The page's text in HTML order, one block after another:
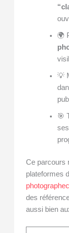
🌍
💡
🎯
Ce parcours
plateformes
des
aussi bien